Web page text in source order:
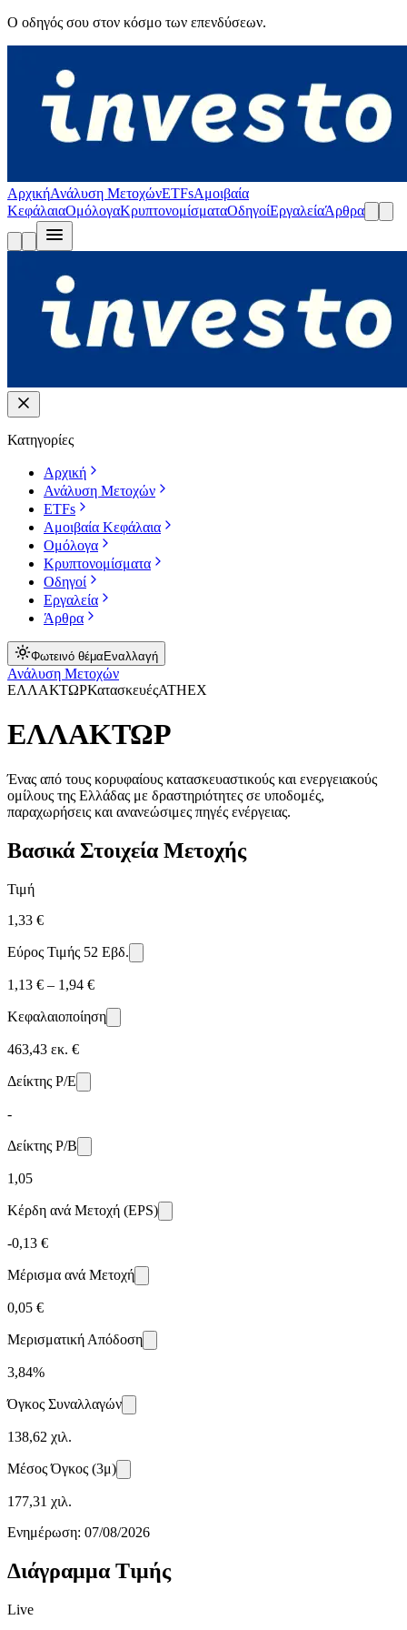
Ο οδηγός σου στον κόσμο των επενδύσεων.
ΑρχικήΑνάλυση ΜετοχώνETFsΑμοιβαία
ΚεφάλαιαΟμόλογαΚρυπτονομίσματαΟδηγοίΕργαλείαΆρθρα
Κατηγορίες
Αρχική
Ανάλυση Μετοχών
ETFs
Αμοιβαία Κεφάλαια
Ομόλογα
Κρυπτονομίσματα
Οδηγοί
Εργαλεία
Άρθρα
Φωτεινό θέμα Εναλλαγή
Ανάλυση Μετοχών
ΕΛΛΑΚΤΩΡΚατασκευέςATHEX
ΕΛΛΑΚΤΩΡ
Ένας από τους κορυφαίους κατασκευαστικούς και ενεργειακούς
ομίλους της Ελλάδας με δραστηριότητες σε υποδομές,
παραχωρήσεις και ανανεώσιμες πηγές ενέργειας.
Βασικά Στοιχεία Μετοχής
Τιμή
1,33 €
Εύρος Τιμής 52 Εβδ.
1,13 € – 1,94 €
Κεφαλαιοποίηση
463,43 εκ. €
Δείκτης P/E
-
Δείκτης P/B
1,05
Κέρδη ανά Μετοχή (EPS)
-0,13 €
Μέρισμα ανά Μετοχή
0,05 €
Μερισματική Απόδοση
3,84%
Όγκος Συναλλαγών
138,62 χιλ.
Μέσος Όγκος (3μ)
177,31 χιλ.
Ενημέρωση: 07/08/2026
Διάγραμμα Τιμής
Live